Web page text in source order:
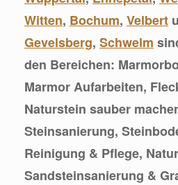
Witten, Bochum, Velbert
Gevelsberg, Schwelm
den Bereichen:
Marmor Aufarbeiten,
Naturstein sauber
Steinsanierung,
Reinigung & Pflege,
Sandsteinsanierung &